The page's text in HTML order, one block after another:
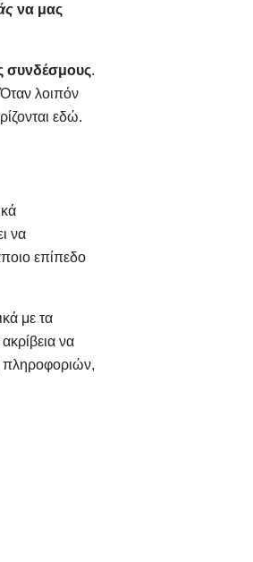
να μας
συνδέσμους.
λοιπόν
εδώ.
να
επίπεδο
με τα
να
πληροφοριών,